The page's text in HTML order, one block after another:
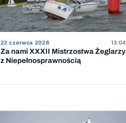
22 czerwca 2026 13:04
Za nami XXXII Mistrzostwa Żeglarzy
z Niepełnosprawnością